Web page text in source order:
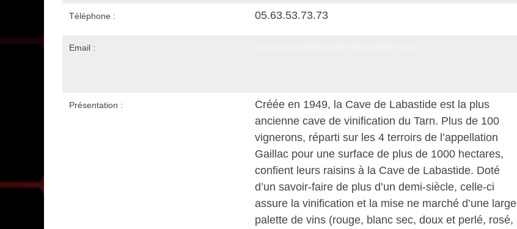
Téléphone : 05.63.53.73.73
Email :
Présentation :
Créée en 1949, la Cave de Labastide est la plus
ancienne cave de vinification du Tarn. Plus de 100
vignerons, réparti sur les 4 terroirs de l’appellation
Gaillac pour une surface de plus de 1000 hectares,
confient leurs raisins à la Cave de Labastide. Doté
d’un savoir-faire de plus d’un demi-siècle, celle-ci
assure la vinification et la mise ne marché d’une large
palette de vins (rouge, blanc sec, doux et perlé, rosé,